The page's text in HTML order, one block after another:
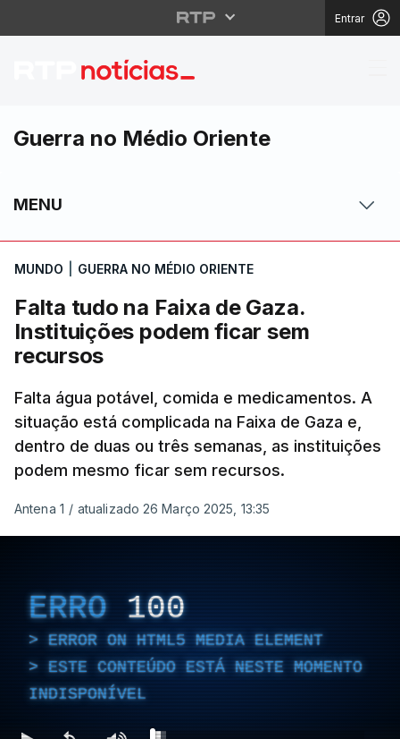
Entrar
Falta tudo na Faixa
Guerra no Médio Oriente
MENU
MUNDO GUERRA NO MÉDIO ORIENTE
Falta tudo na Faixa de Gaza.
Instituições podem ficar sem
recursos
Falta água potável, comida e medicamentos. A
situação está complicada na Faixa de Gaza e,
dentro de duas ou três semanas, as instituições
podem mesmo ficar sem recursos.
Antena 1 / atualizado 26 Março 2025, 13:35
ERRO 100
ERROR ON HTML5 MEDIA ELEMENT
ESTE CONTEÚDO ESTÁ NESTE MOMENTO
INDISPONÍVEL